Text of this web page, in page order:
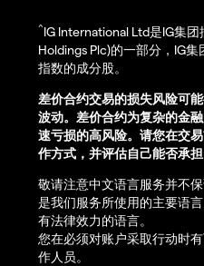
^IG International Ltd是IG集
Holdings Plc)的一部分，IG
指数的成分股。
差价合约交易的损失风险可
波动。差价合约为复杂的金
速亏损的高风险。请您在交
作方式，并评估自己能否承担
敬请注意中文语言服务并不
是我们服务所使用的主要语
有法律效力的语言。
您在必须对账户采取行动时
作人员。